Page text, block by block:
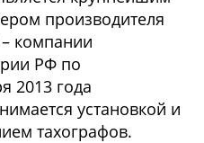
производителя
компании
РФ по
2013 года
установкой и
тахографов.